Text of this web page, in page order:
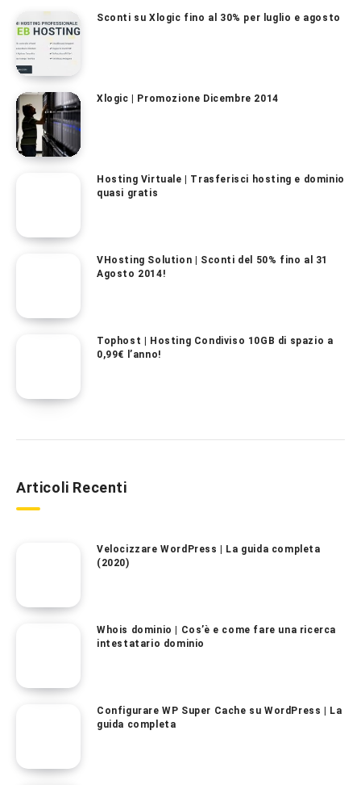
Sconti su Xlogic fino al 30% per luglio e agosto
Xlogic | Promozione Dicembre 2014
Hosting Virtuale | Trasferisci hosting e dominio
quasi gratis
VHosting Solution | Sconti del 50% fino al 31
Agosto 2014!
Tophost | Hosting Condiviso 10GB di spazio a
0,99€ l’anno!
Articoli Recenti
Velocizzare WordPress | La guida completa
(2020)
Whois dominio | Cos’è e come fare una ricerca
intestatario dominio
Configurare WP Super Cache su WordPress | La
guida completa